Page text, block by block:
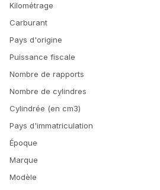
Kilométrage
Carburant
Pays d'origine
Puissance fiscale
Nombre de rapports
Nombre de cylindres
Cylindrée (en cm3)
Pays d'immatriculation
Époque
Marque
Modèle